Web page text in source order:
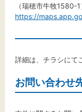
（瑞穂市牛牧1580-1
https://
詳細は、チラシにて
お問い合わせ